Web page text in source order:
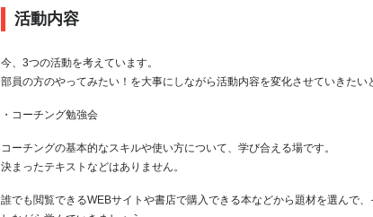
活動内容
今、3つの活動を考えています。
部員の方のやってみたい！を大事にしながら活動内容を変化させていきたい
・コーチング勉強会
コーチングの基本的なスキルや使い方について、学び合える場です。
決まったテキストなどはありません。
誰でも閲覧できるWEBサイトや書店で購入できる本などから題材を選んで